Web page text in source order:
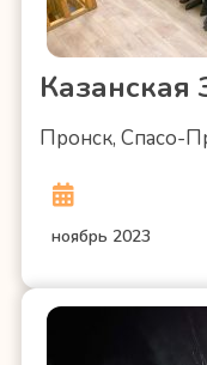
Казанская
Пронск, Спасо-
ноябрь 2023